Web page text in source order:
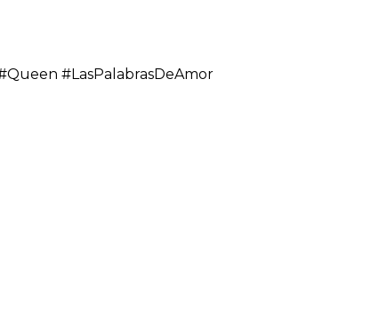
#LasPalabrasDeAmor